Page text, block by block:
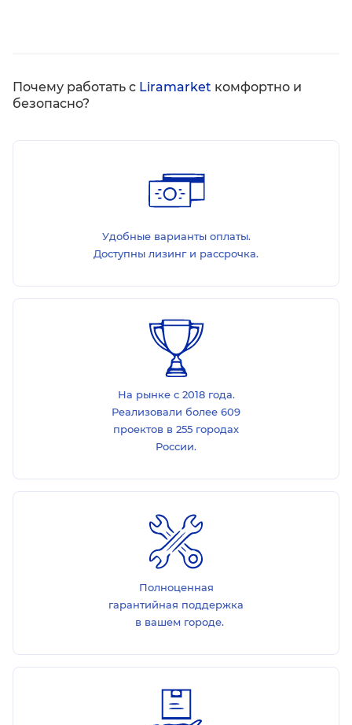
Почему работать с Liramarket комфортно и
безопасно?
Удобные варианты оплаты.
Доступны лизинг и рассрочка.
На рынке с 2018 года.
Реализовали более 609
проектов в 255 городах
России.
Полноценная
гарантийная поддержка
в вашем городе.